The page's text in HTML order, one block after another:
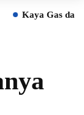
Gas dan Batu